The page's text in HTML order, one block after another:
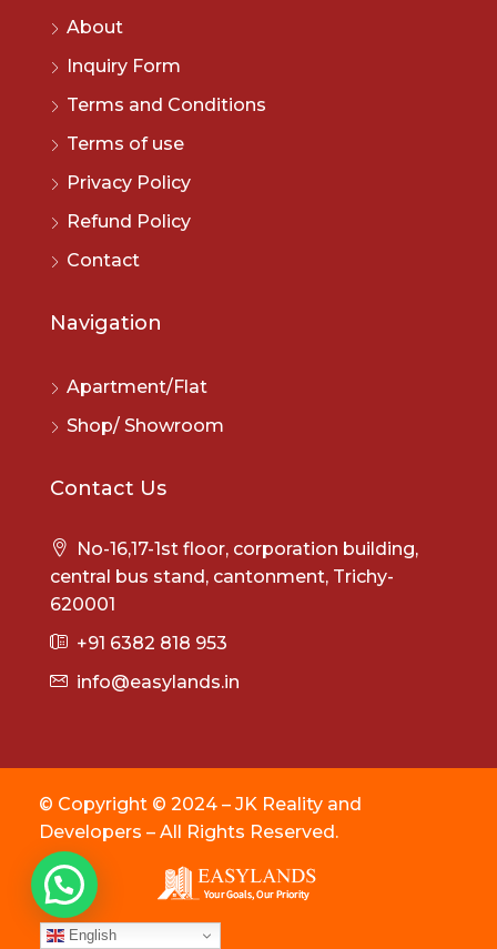
About
Inquiry Form
Terms and Conditions
Terms of use
Privacy Policy
Refund Policy
Contact
Navigation
Apartment/Flat
Shop/ Showroom
Contact Us
No-16,17-1st floor, corporation building,
central bus stand, cantonment, Trichy-
620001
+91 6382 818 953
info@easylands.in
© Copyright © 2024 – JK Reality and
Developers – All Rights Reserved.
English